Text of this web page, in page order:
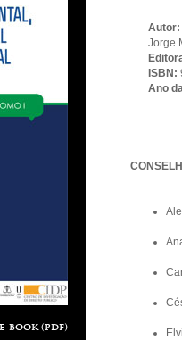
book (pdf)
Jorge
ISBN:
Ano